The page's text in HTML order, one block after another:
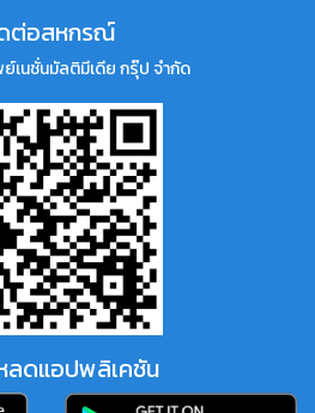
ต่อสหกรณ์
นชั่นมัลติมีเดีย กรุ๊ป จำกัด
ลดแอปพลิเคชัน